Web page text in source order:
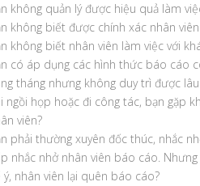
không quản lý được hiệu quả làm
không biết được chính xác nhân
không biết nhân viên làm việc với
có áp dụng các hình thức báo cáo
tháng nhưng không duy trì được
ngồi họp hoặc đi công tác, bạn gặp
viên?
phải thường xuyên đốc thúc, nhắc
nhắc nhở nhân viên báo cáo.
ý, nhân viên lại quên báo cáo?